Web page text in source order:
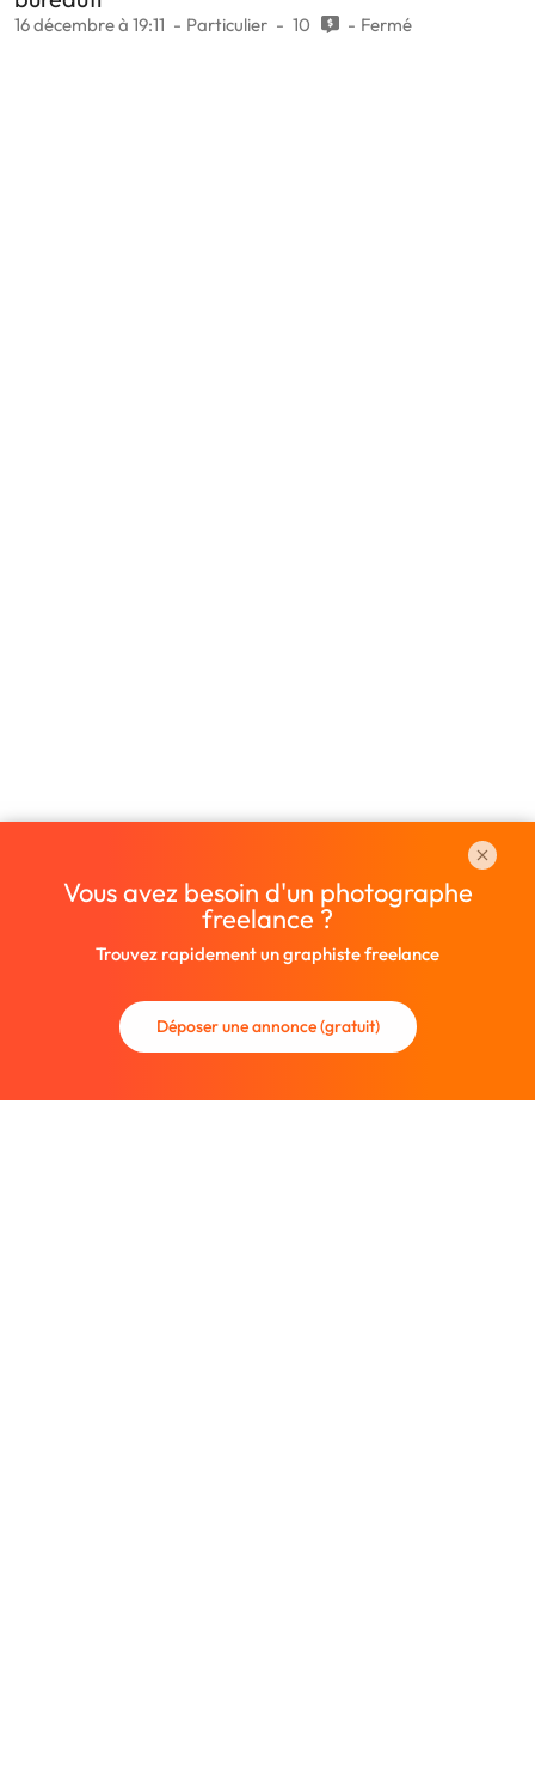
16 décembre à 19:11 Particulier 10 Fermé
Vous avez besoin d'un photographe
freelance ?
Trouvez rapidement un graphiste freelance
Déposer une annonce (gratuit)